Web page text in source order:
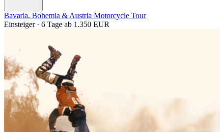
Bavaria, Bohemia & Austria Motorcycle Tour
Einsteiger · 6 Tage ab 1.350 EUR